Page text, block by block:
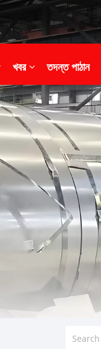
খবর তদন্ত পাঠান